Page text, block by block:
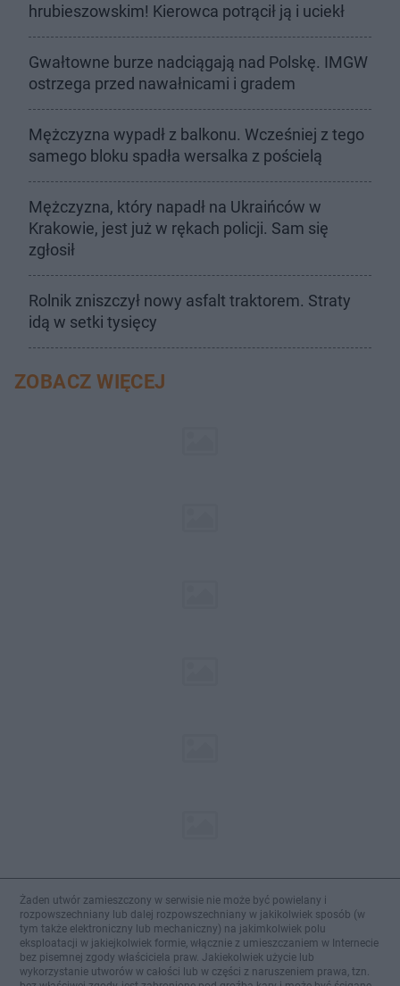
hrubieszowskim! Kierowca potrącił ją i uciekł
Gwałtowne burze nadciągają nad Polskę. IMGW
ostrzega przed nawałnicami i gradem
Mężczyzna wypadł z balkonu. Wcześniej z tego
samego bloku spadła wersalka z pościelą
Mężczyzna, który napadł na Ukraińców w
Krakowie, jest już w rękach policji. Sam się
zgłosił
Rolnik zniszczył nowy asfalt traktorem. Straty
idą w setki tysięcy
ZOBACZ WIĘCEJ
Żaden utwór zamieszczony w serwisie nie może być powielany i
rozpowszechniany lub dalej rozpowszechniany w jakikolwiek sposób (w
tym także elektroniczny lub mechaniczny) na jakimkolwiek polu
eksploatacji w jakiejkolwiek formie, włącznie z umieszczaniem w Internecie
bez pisemnej zgody właściciela praw. Jakiekolwiek użycie lub
wykorzystanie utworów w całości lub w części z naruszeniem prawa, tzn.